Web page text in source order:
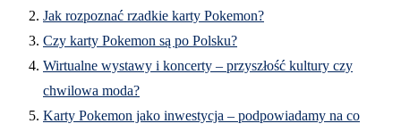
Jak rozpoznać rzadkie karty Pokemon?
Czy karty Pokemon są po Polsku?
Wirtualne wystawy i koncerty – przyszłość kultury czy
chwilowa moda?
Karty Pokemon jako inwestycja – podpowiadamy na co